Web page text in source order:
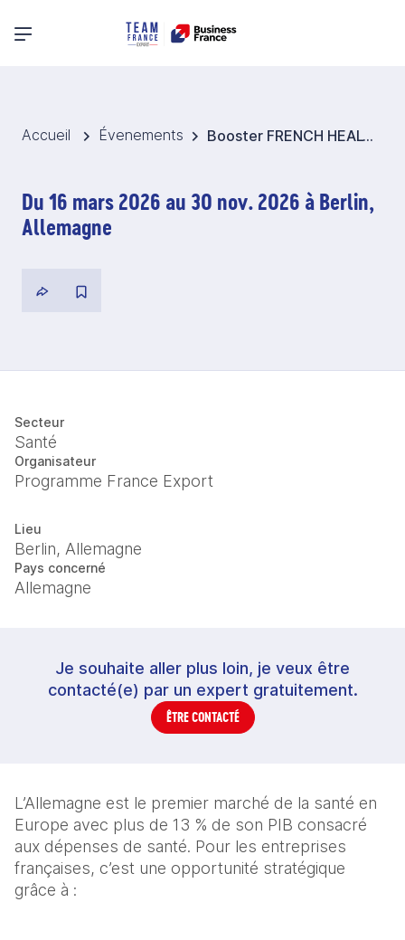
Menu principal
Accueil Évenements Booster FRENCH HEALTHCARE Germany 2026
Du 16 mars 2026 au 30 nov. 2026 à Berlin,
Allemagne
Secteur
Santé
Organisateur
Programme France Export
Lieu
Berlin, Allemagne
Pays concerné
Allemagne
Je souhaite aller plus loin, je veux être
contacté(e) par un expert gratuitement.
ÊTRE CONTACTÉ
L’Allemagne est le premier marché de la santé en
Europe avec plus de 13 % de son PIB consacré
aux dépenses de santé. Pour les entreprises
françaises, c’est une opportunité stratégique
grâce à :